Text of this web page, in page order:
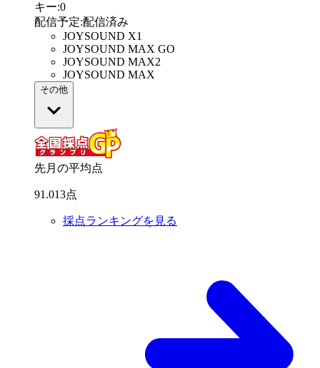
キー:0
配信予定:配信済み
JOYSOUND X1
JOYSOUND MAX GO
JOYSOUND MAX2
JOYSOUND MAX
その他
先月の平均点
91 .013点
採点ランキングを見る